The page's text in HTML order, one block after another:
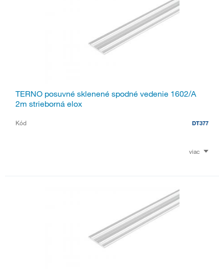
TERNO posuvné sklenené spodné vedenie 1602/A
2m strieborná elox
Kód DT377
viac